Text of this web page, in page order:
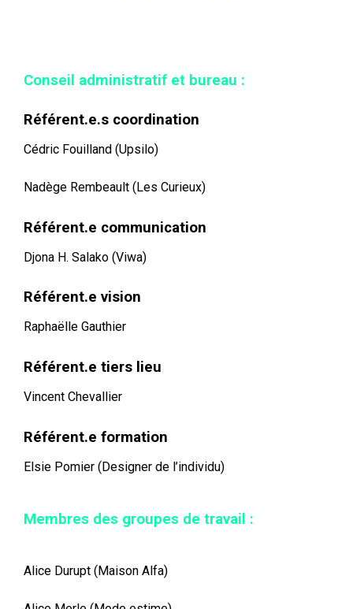
Conseil administratif et bureau :
Référent.e.s coordination
Cédric Fouilland (Upsilo)
Nadège Rembeault (Les Curieux)
Référent.e communication
Djona H. Salako (Viwa)
Référent.e vision
Raphaëlle Gauthier
Référent.e tiers lieu
Vincent Chevallier
Référent.e formation
Elsie Pomier (Designer de l’individu)
Membres des groupes de travail :
Alice Durupt (Maison Alfa)